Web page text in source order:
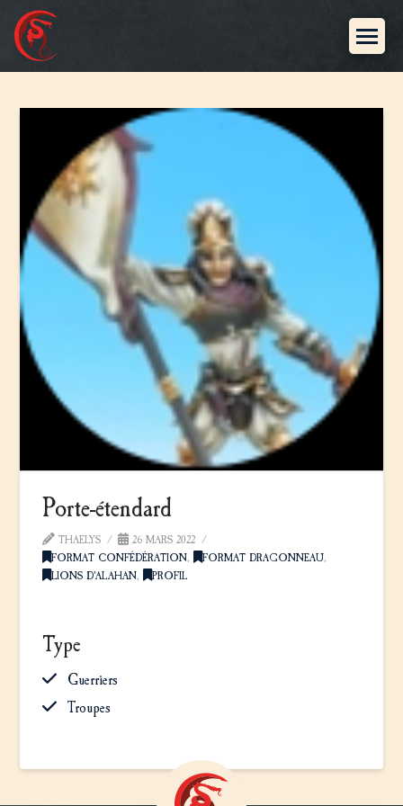
Porte-étendard
THAELYS
26 MARS 2022
FORMAT CONFÉDÉRATION, FORMAT DRAGONNEAU,
LIONS D'ALAHAN, PROFIL
Type
Guerriers
Troupes